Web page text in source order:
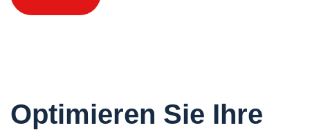
Optimieren Sie Ihre